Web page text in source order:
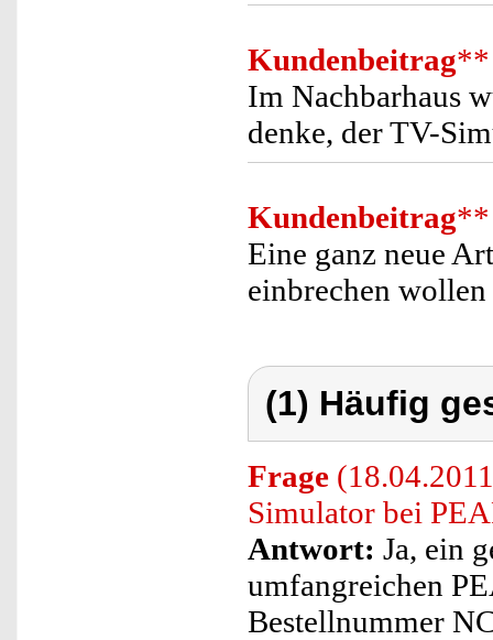
Kundenbeitrag**
Im Nachbarhaus
denke, der TV-
Kundenbeitrag**
Eine ganz neue
einbrechen
(1) Häufig
Frage
Simulator bei
Antwort: Ja, ein
umfangreichen
Bestellnummer